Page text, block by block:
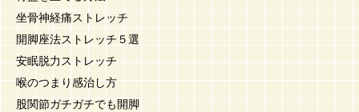
坐骨神経痛ストレッチ
開脚座法ストレッチ５選
安眠脱力ストレッチ
喉のつまり感治し方
股関節ガチガチでも開脚